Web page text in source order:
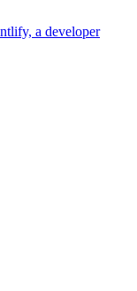
a developer